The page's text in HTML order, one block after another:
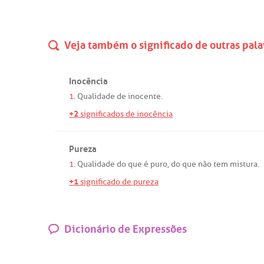
Veja também o significado de outras
Inocência
1. Qualidade de inocente.
+2significados de inocência
Pureza
1. Qualidade doque é puro,doque nãotem mistura.
+1significado de pureza
Dicionário de Expressões